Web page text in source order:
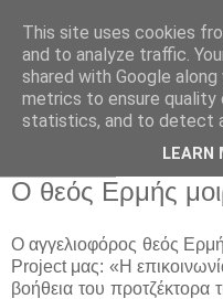
Παιδικός
Ο θεός Ερμής
Ο αγγελιοφόρος θεός
Project μας: «Η
βοήθεια του προτζέκτορα
This site uses cookies
and to analyze traffic.
shared with Google
metrics to ensure quality
statistics, and to detect
LEARN